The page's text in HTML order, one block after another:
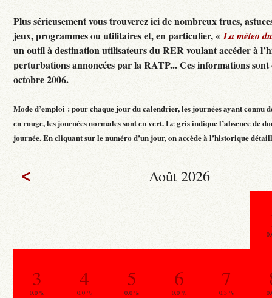
Plus sérieusement vous trouverez ici de nombreux trucs,
jeux, programmes ou utilitaires et, en particulier, «La méteo
un outil à destination utilisateurs du RER voulant accéder à
perturbations annoncées par la RATP... Ces informations sont
octobre 2006.
Mode d’emploi : pour chaque jour du calendrier, les journées ayant connu
en rouge, les journées normales sont en vert. Le gris indique l’absence de
journée. En cliquant sur le numéro d’un jour, on accède à l’historique
< Août 2026
3
0.0 %
4
0.0 %
5
0.0 %
6
0.0 %
7
0.3 %